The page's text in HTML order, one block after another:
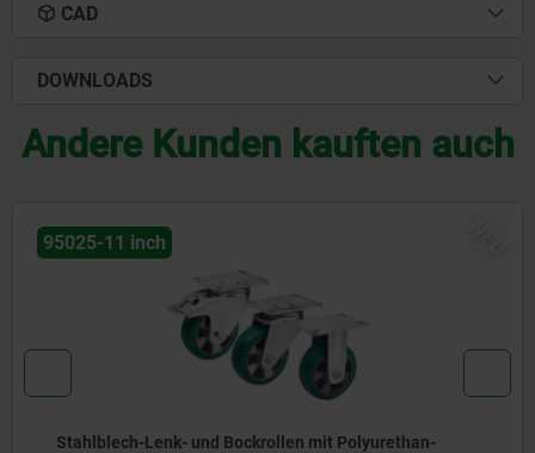
CAD
DOWNLOADS
Andere Kunden kauften auch
11 inch
Stahlblech-Lenk- und Bockrollen mit Polyurethan-